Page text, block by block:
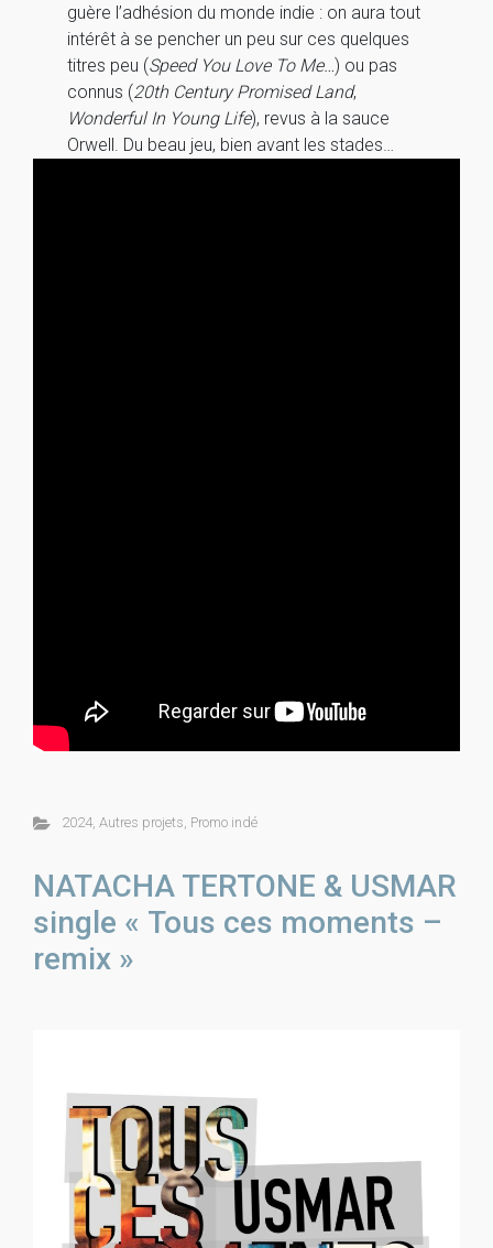
guère l’adhésion du monde indie : on aura tout
intérêt à se pencher un peu sur ces quelques
titres peu (Speed You Love To Me…) ou pas
connus (20th Century Promised Land,
Wonderful In Young Life), revus à la sauce
Orwell. Du beau jeu, bien avant les stades…
2024, Autres projets, Promo indé
NATACHA TERTONE & USMAR
single « Tous ces moments –
remix »